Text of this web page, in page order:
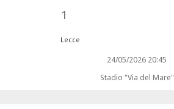
1
Lecce
24/05/2026 20:45
Stadio "Via del Mare"